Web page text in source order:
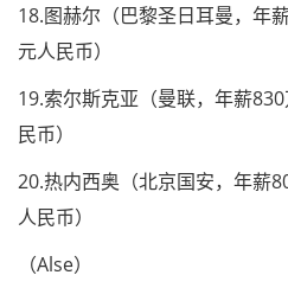
18.图赫尔（巴黎圣日耳曼，年
元人民币）
19.索尔斯克亚（曼联，年薪
民币）
20.热内西奥（北京国安，年薪
人民币）
（Alse）